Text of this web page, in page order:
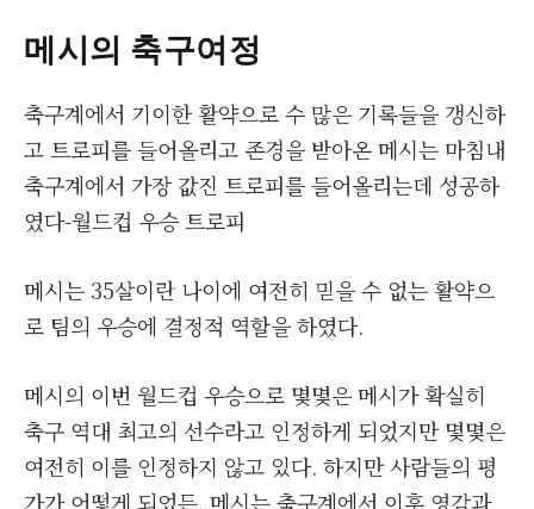
메시의 축구여정
축구계에서 기이한 활약으로 수 많은 기록들을 갱신하
고 트로피를 들어올리고 존경을 받아온 메시는 마침내
축구계에서 가장 값진 트로피를 들어올리는데 성공하
였다-월드컵 우승 트로피
메시는 35살이란 나이에 여전히 믿을 수 없는 활약으
로 팀의 우승에 결정적 역할을 하였다.
메시의 이번 월드컵 우승으로 몇몇은 메시가 확실히
축구 역대 최고의 선수라고 인정하게 되었지만 몇몇은
여전히 이를 인정하지 않고 있다. 하지만 사람들의 평
가가 어떻게 되었든, 메시는 축구계에서 이후 영감과